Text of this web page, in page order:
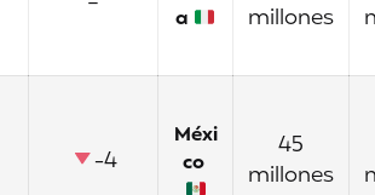
a
millones
-4
Méxi
co
45
millones